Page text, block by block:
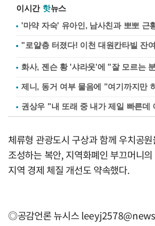
이시간 핫뉴스
'마약 자숙' 유아인, 남사친과 뽀뽀 근
화사, 젠슨 황 '샤라웃'에 "잘 모르는
제니, 동거 여부 물음에 "여기까지만
권상우 "내 또래 중 내가 제일 빠른
체류형 관광도시 구상과 함께 우치공
조성하는 복안, 지역화폐인 부끄머니
지역 경제 체질 개선도 약속했다.
◎공감언론 뉴시스